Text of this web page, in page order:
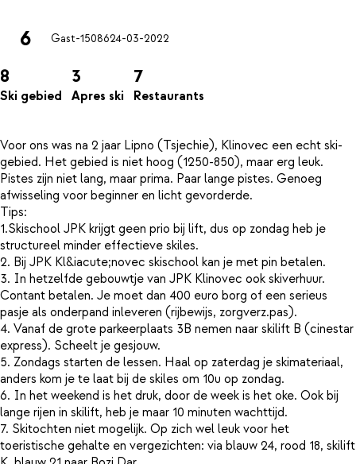
6 Gast-1508624-03-2022
8
Ski gebied
3
Apres ski
7
Restaurants
Voor ons was na 2 jaar Lipno (Tsjechie), Klinovec een echt ski-
gebied. Het gebied is niet hoog (1250-850), maar erg leuk.
Pistes zijn niet lang, maar prima. Paar lange pistes. Genoeg
afwisseling voor beginner en licht gevorderde.
Tips:
1.Skischool JPK krijgt geen prio bij lift, dus op zondag heb je
structureel minder effectieve skiles.
2. Bij JPK Kl&iacute;novec skischool kan je met pin betalen.
3. In hetzelfde gebouwtje van JPK Klinovec ook skiverhuur.
Contant betalen. Je moet dan 400 euro borg of een serieus
pasje als onderpand inleveren (rijbewijs, zorgverz.pas).
4. Vanaf de grote parkeerplaats 3B nemen naar skilift B (cinestar
express). Scheelt je gesjouw.
5. Zondags starten de lessen. Haal op zaterdag je skimateriaal,
anders kom je te laat bij de skiles om 10u op zondag.
6. In het weekend is het druk, door de week is het oke. Ook bij
lange rijen in skilift, heb je maar 10 minuten wachttijd.
7. Skitochten niet mogelijk. Op zich wel leuk voor het
toeristische gehalte en vergezichten: via blauw 24, rood 18, skilift